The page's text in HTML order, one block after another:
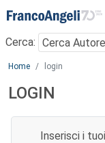
Menu
Cerca:
Main content
Home login
LOGIN
Inserisci i